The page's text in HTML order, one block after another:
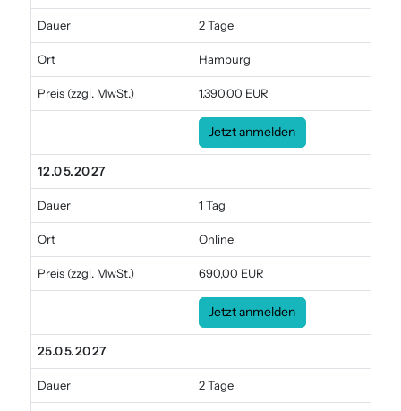
Dauer 2 Tage
Ort Hamburg
Preis (zzgl. MwSt.) 1.390,00 EUR
Jetzt anmelden
12.05.2027
Dauer 1 Tag
Ort Online
Preis (zzgl. MwSt.) 690,00 EUR
Jetzt anmelden
25.05.2027
Dauer 2 Tage